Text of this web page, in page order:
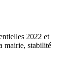
2022 et
mairie, stabilité